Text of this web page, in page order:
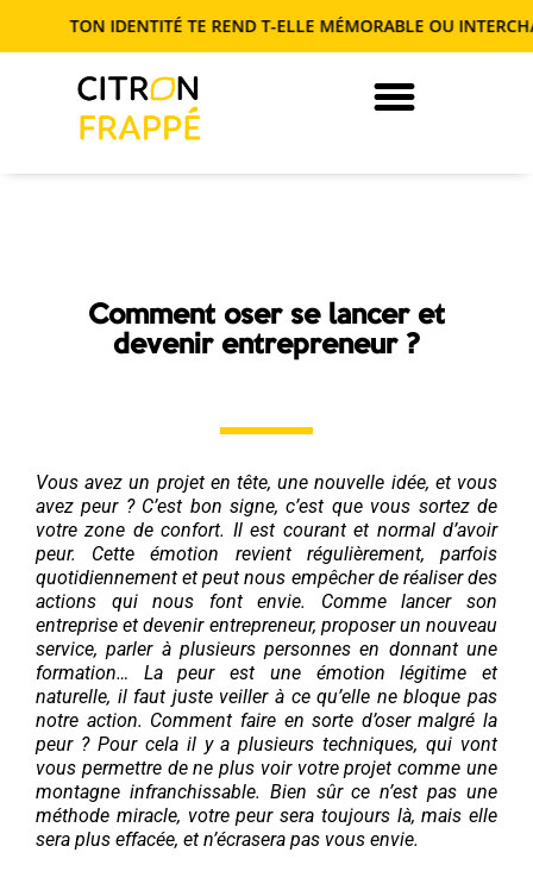
TON IDENTITÉ TE REND T-ELLE MÉMORABLE OU
Comment oser se lancer et
devenir entrepreneur ?
Vous avez un projet en tête, une nouvelle idée, et vous
avez peur ? C’est bon signe, c’est que vous sortez de
votre zone de confort. Il est courant et normal d’avoir
peur. Cette émotion revient régulièrement, parfois
quotidiennement et peut nous empêcher de réaliser des
actions qui nous font envie. Comme lancer son
entreprise et devenir entrepreneur, proposer un nouveau
service, parler à plusieurs personnes en donnant une
formation… La peur est une émotion légitime et
naturelle, il faut juste veiller à ce qu’elle ne bloque pas
notre action. Comment faire en sorte d’oser malgré la
peur ? Pour cela il y a plusieurs techniques, qui vont
vous permettre de ne plus voir votre projet comme une
montagne infranchissable. Bien sûr ce n’est pas une
méthode miracle, votre peur sera toujours là, mais elle
sera plus effacée, et n’écrasera pas vous envie.